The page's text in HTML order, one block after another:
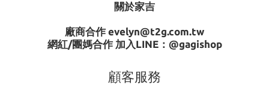
關於家吉
廠商合作 evelyn@t2g.com.tw
網紅/團媽合作 加入LINE： @gagishop
顧客服務